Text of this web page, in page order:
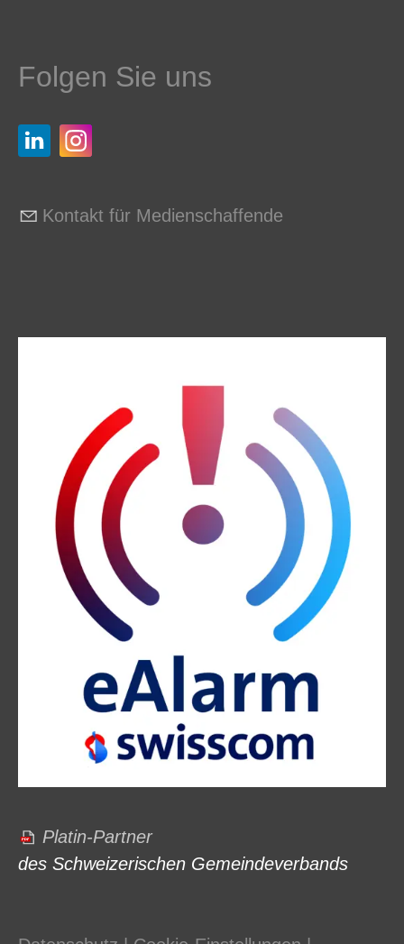
Folgen Sie uns
Kontakt für Medienschaffende
Platin-Partner
des Schweizerischen Gemeindeverbands